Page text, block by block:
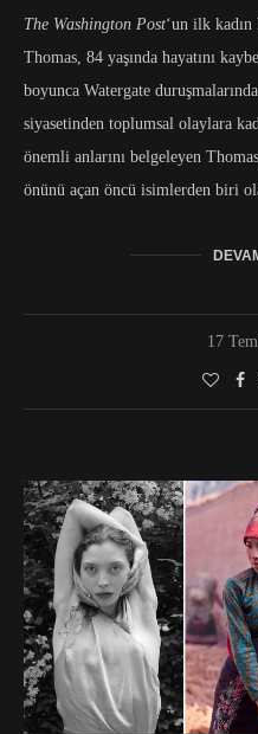
The Washington Post‘un ilk
Thomas, 84 yaşında hayatını
boyunca Watergate
siyasetinden toplumsal olaylara
önemli anlarını belgeleyen
önünü açan öncü isimlerden biri
17